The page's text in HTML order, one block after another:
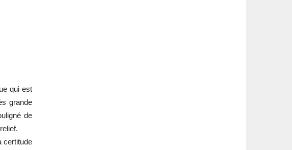
qui est
grande
de
certitude